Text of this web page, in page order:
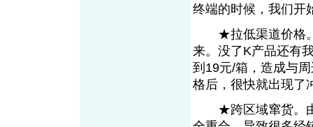
终端的时候，我们开
★拉低渠道价格。
来。没了K产品还有
到19元/箱，造成与
格后，很快就出现了
★跨区域窜货。由